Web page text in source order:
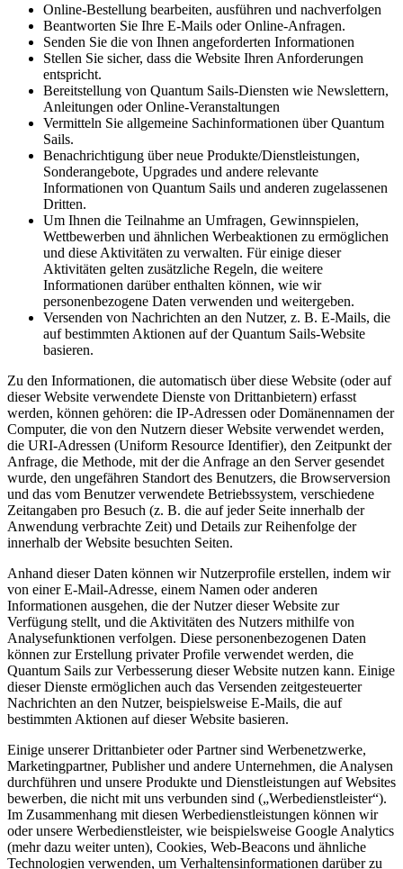
Online-Bestellung bearbeiten, ausführen und nachverfolgen
Beantworten Sie Ihre E-Mails oder Online-Anfragen.
Senden Sie die von Ihnen angeforderten Informationen
Stellen Sie sicher, dass die Website Ihren Anforderungen
entspricht.
Bereitstellung von Quantum Sails-Diensten wie Newslettern,
Anleitungen oder Online-Veranstaltungen
Vermitteln Sie allgemeine Sachinformationen über Quantum
Sails.
Benachrichtigung über neue Produkte/Dienstleistungen,
Sonderangebote, Upgrades und andere relevante
Informationen von Quantum Sails und anderen zugelassenen
Dritten.
Um Ihnen die Teilnahme an Umfragen, Gewinnspielen,
Wettbewerben und ähnlichen Werbeaktionen zu ermöglichen
und diese Aktivitäten zu verwalten. Für einige dieser
Aktivitäten gelten zusätzliche Regeln, die weitere
Informationen darüber enthalten können, wie wir
personenbezogene Daten verwenden und weitergeben.
Versenden von Nachrichten an den Nutzer, z. B. E-Mails, die
auf bestimmten Aktionen auf der Quantum Sails-Website
basieren.
Zu den Informationen, die automatisch über diese Website (oder auf
dieser Website verwendete Dienste von Drittanbietern) erfasst
werden, können gehören: die IP-Adressen oder Domänennamen der
Computer, die von den Nutzern dieser Website verwendet werden,
die URI-Adressen (Uniform Resource Identifier), den Zeitpunkt der
Anfrage, die Methode, mit der die Anfrage an den Server gesendet
wurde, den ungefähren Standort des Benutzers, die Browserversion
und das vom Benutzer verwendete Betriebssystem, verschiedene
Zeitangaben pro Besuch (z. B. die auf jeder Seite innerhalb der
Anwendung verbrachte Zeit) und Details zur Reihenfolge der
innerhalb der Website besuchten Seiten.
Anhand dieser Daten können wir Nutzerprofile erstellen, indem wir
von einer E-Mail-Adresse, einem Namen oder anderen
Informationen ausgehen, die der Nutzer dieser Website zur
Verfügung stellt, und die Aktivitäten des Nutzers mithilfe von
Analysefunktionen verfolgen. Diese personenbezogenen Daten
können zur Erstellung privater Profile verwendet werden, die
Quantum Sails zur Verbesserung dieser Website nutzen kann. Einige
dieser Dienste ermöglichen auch das Versenden zeitgesteuerter
Nachrichten an den Nutzer, beispielsweise E-Mails, die auf
bestimmten Aktionen auf dieser Website basieren.
Einige unserer Drittanbieter oder Partner sind Werbenetzwerke,
Marketingpartner, Publisher und andere Unternehmen, die Analysen
durchführen und unsere Produkte und Dienstleistungen auf Websites
bewerben, die nicht mit uns verbunden sind („Werbedienstleister“).
Im Zusammenhang mit diesen Werbedienstleistungen können wir
oder unsere Werbedienstleister, wie beispielsweise Google Analytics
(mehr dazu weiter unten), Cookies, Web-Beacons und ähnliche
Technologien verwenden, um Verhaltensinformationen darüber zu